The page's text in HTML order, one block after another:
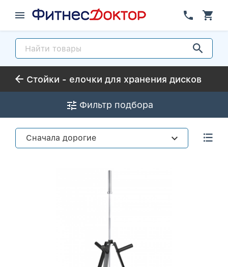
Стойки - елочки для хранения дисков
Фильтр подбора
Сначала дорогие